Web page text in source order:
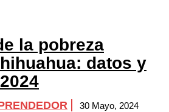
la pobreza
datos y
30 Mayo, 2024